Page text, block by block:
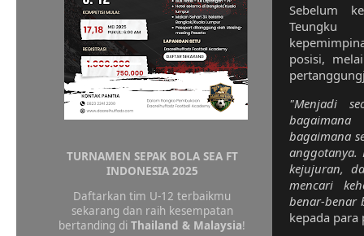
Sebelum
Teungku
posisi,
"Menjadi
bagaimana
anggotanya.
kejujuran,
mencari
benar-benar
kepada para
TURNAMEN SEPAK BOLA SEA FT
INDONESIA 2025
Daftarkan tim U-12 terbaikmu
sekarang dan raih kesempatan
bertanding diThailand & Malaysia!